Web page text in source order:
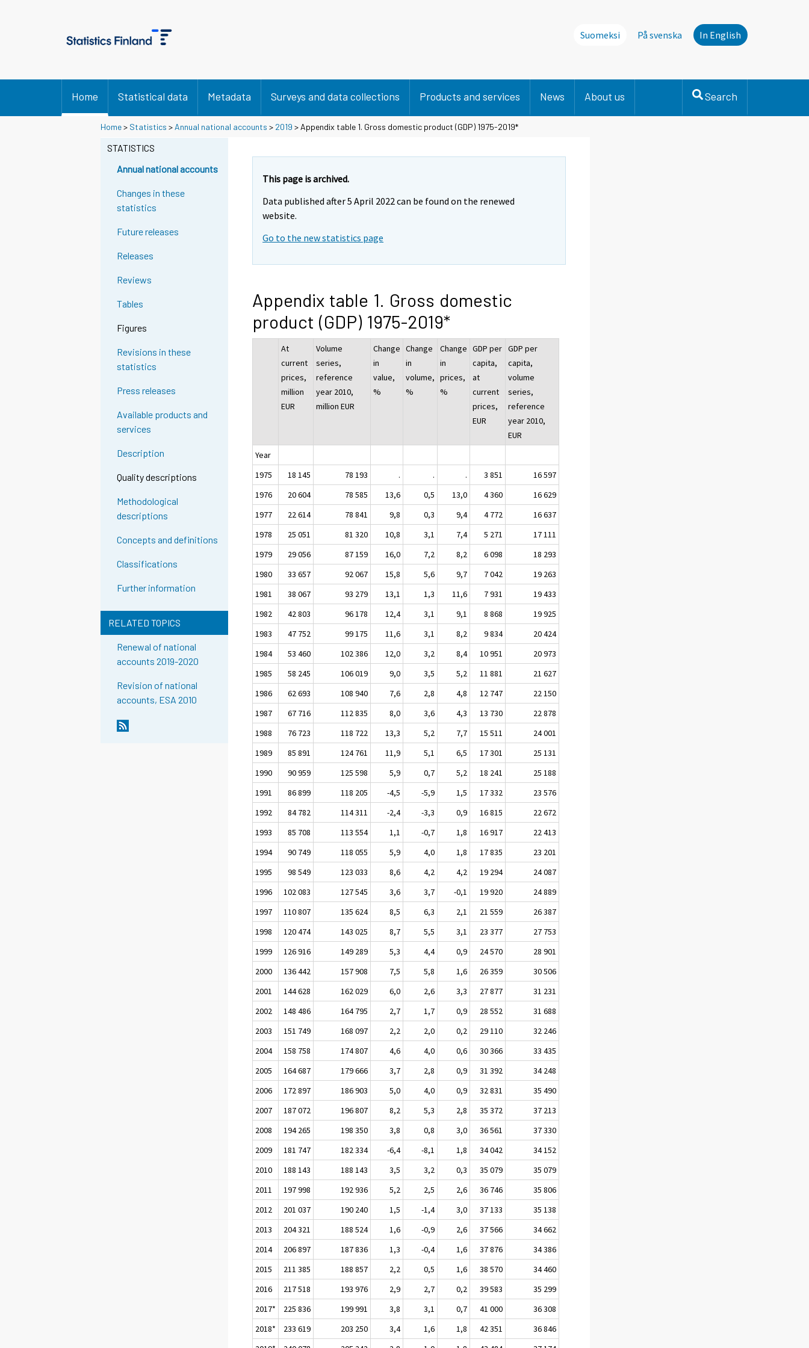
Suomeksi På svenska In English
Home Statistical data Metadata Surveys and data collections Products and services News About us Search
Home> Statistics > Annual national accounts > 2019 > Appendix table 1. Gross domestic product (GDP) 1975-2019*
STATISTICS
Annual national accounts
Changes in these
statistics
Future releases
Releases
Reviews
Tables
Figures
Revisions in these
statistics
Press releases
Available products and
services
Description
Quality descriptions
Methodological
descriptions
Concepts and definitions
Classifications
Further information
RELATED TOPICS
Renewal of national
accounts 2019-2020
Revision of national
accounts, ESA 2010
This page is archived.
Data published after 5 April 2022 can be found on the renewed
website.
Go to the new statistics page
Appendix table 1. Gross domestic
product (GDP) 1975-2019*
At
current
prices,
million
EUR
Volume
series,
reference
year 2010,
million EUR
Change
in
value,
%
Change
in
volume,
%
Change
in
prices,
%
GDP per
capita,
at
current
prices,
EUR
GDP per
capita,
volume
series,
reference
year 2010,
EUR
Year
1975
18 145 78 193 . . . 3 851
16 597
1976
20 604 78 585 13,6 0,5 13,0 4 360
16 629
1977
22 614 78 841 9,8 0,3 9,4 4 772
16 637
1978
25 051 81 320 10,8 3,1 7,4 5 271
17 111
1979
29 056 87 159 16,0 7,2 8,2 6 098
18 293
1980
33 657 92 067 15,8 5,6 9,7 7 042
19 263
1981
38 067 93 279 13,1 1,3 11,6 7 931
19 433
1982
42 803 96 178 12,4 3,1 9,1 8 868
19 925
1983
47 752 99 175 11,6 3,1 8,2 9 834
20 424
1984
53 460 102 386 12,0 3,2 8,4 10 951
20 973
1985
58 245 106 019 9,0 3,5 5,2 11 881
21 627
1986
62 693 108 940 7,6 2,8 4,8 12 747
22 150
1987
67 716 112 835 8,0 3,6 4,3 13 730
22 878
1988
76 723 118 722 13,3 5,2 7,7 15 511
24 001
1989
85 891 124 761 11,9 5,1 6,5 17 301
25 131
1990
90 959 125 598 5,9 0,7 5,2 18 241
25 188
1991
86 899 118 205 -4,5 -5,9 1,5 17 332
23 576
1992
84 782 114 311 -2,4 -3,3 0,9 16 815
22 672
1993
85 708 113 554 1,1 -0,7 1,8 16 917
22 413
1994
90 749 118 055 5,9 4,0 1,8 17 835
23 201
1995
98 549 123 033 8,6 4,2 4,2 19 294
24 087
1996
102 083 127 545 3,6 3,7 -0,1 19 920
24 889
1997
110 807 135 624 8,5 6,3 2,1 21 559
26 387
1998
120 474 143 025 8,7 5,5 3,1 23 377
27 753
1999
126 916 149 289 5,3 4,4 0,9 24 570
28 901
2000
136 442 157 908 7,5 5,8 1,6 26 359
30 506
2001
144 628 162 029 6,0 2,6 3,3 27 877
31 231
2002
148 486 164 795 2,7 1,7 0,9 28 552
31 688
2003
151 749 168 097 2,2 2,0 0,2 29 110
32 246
2004
158 758 174 807 4,6 4,0 0,6 30 366
33 435
2005
164 687 179 666 3,7 2,8 0,9 31 392
34 248
2006
172 897 186 903 5,0 4,0 0,9 32 831
35 490
2007
187 072 196 807 8,2 5,3 2,8 35 372
37 213
2008
194 265 198 350 3,8 0,8 3,0 36 561
37 330
2009
181 747 182 334 -6,4 -8,1 1,8 34 042
34 152
2010
188 143 188 143 3,5 3,2 0,3 35 079
35 079
2011
197 998 192 936 5,2 2,5 2,6 36 746
35 806
2012
201 037 190 240 1,5 -1,4 3,0 37 133
35 138
2013
204 321 188 524 1,6 -0,9 2,6 37 566
34 662
2014
206 897 187 836 1,3 -0,4 1,6 37 876
34 386
2015
211 385 188 857 2,2 0,5 1,6 38 570
34 460
2016
217 518 193 976 2,9 2,7 0,2 39 583
35 299
2017*
225 836 199 991 3,8 3,1 0,7 41 000
36 308
2018*
233 619 203 250 3,4 1,6 1,8 42 351
36 846